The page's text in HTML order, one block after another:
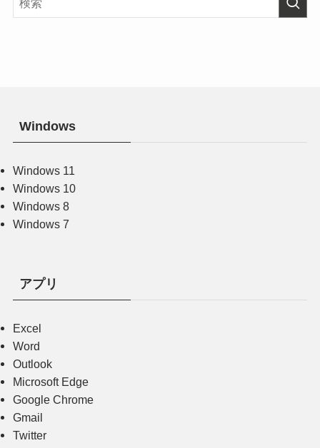
Windows
Windows 11
Windows 10
Windows 8
Windows 7
アプリ
Excel
Word
Outlook
Microsoft Edge
Google Chrome
Gmail
Twitter